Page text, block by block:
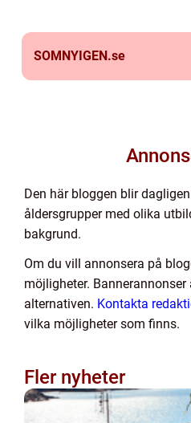
SOMNYIGEN.se
Den här bloggen blir
åldersgrupper med olika
bakgrund.
Om du vill annonsera på
möjligheter.
alternativen. Kontakta
vilka möjligheter som finns.
Fler nyheter